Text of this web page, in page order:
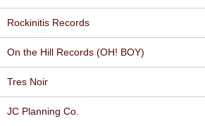
Rockinitis Records
On the Hill Records (OH! BOY)
Tres Noir
JC Planning Co.